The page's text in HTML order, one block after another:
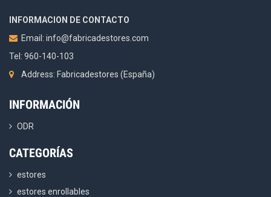
INFORMACION DE CONTACTO
Email: info@fabricadestores.com
Tel: 960-140-103
Address: Fabricadestores (España)
INFORMACIÓN
ODR
CATEGORÍAS
estores
estores enrollables